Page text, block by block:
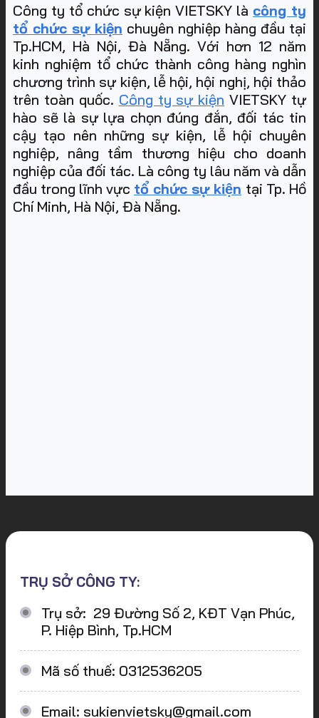
Công ty tổ chức sự kiện VIETSKY là công ty
tổ chức sự kiện chuyên nghiệp hàng đầu tại
Tp.HCM, Hà Nội, Đà Nẵng. Với hơn 12 năm
kinh nghiệm tổ chức thành công hàng nghìn
chương trình sự kiện, lễ hội, hội nghị, hội thảo
trên toàn quốc. Công ty sự kiện VIETSKY tự
hào sẽ là sự lựa chọn đúng đắn, đối tác tin
cậy tạo nên những sự kiện, lễ hội chuyên
nghiệp, nâng tầm thương hiệu cho doanh
nghiệp của đối tác. Là công ty lâu năm và dẫn
đầu trong lĩnh vực tổ chức sự kiện tại Tp. Hồ
Chí Minh, Hà Nội, Đà Nẵng.
TRỤ SỞ CÔNG TY:
Trụ sở: 29 Đường Số 2, KĐT Vạn Phúc,
P. Hiệp Bình, Tp.HCM
Mã số thuế: 0312536205
Email: sukienvietsky@gmail.com